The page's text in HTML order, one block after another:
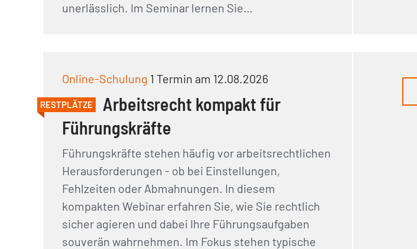
unerlässlich. Im Seminar lernen Sie…
Online-Schulung 1 Termin am 12.08.2026
RESTPLÄTZE
Arbeitsrecht kompakt für
Führungskräfte
Führungskräfte stehen häufig vor arbeitsrechtlichen
Herausforderungen - ob bei Einstellungen,
Fehlzeiten oder Abmahnungen. In diesem
kompakten Webinar erfahren Sie, wie Sie rechtlich
sicher agieren und dabei Ihre Führungsaufgaben
souverän wahrnehmen. Im Fokus stehen typische